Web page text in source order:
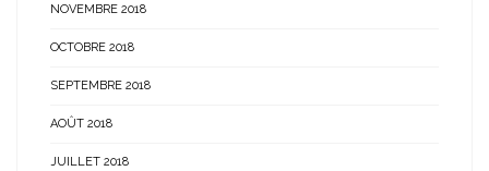
NOVEMBRE 2018
OCTOBRE 2018
SEPTEMBRE 2018
AOÛT 2018
JUILLET 2018